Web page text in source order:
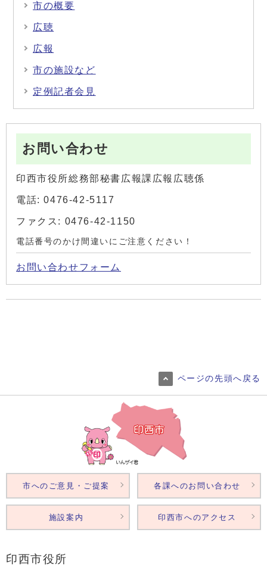
市の概要
広聴
広報
市の施設など
定例記者会見
お問い合わせ
印西市役所総務部秘書広報課広報広聴係
電話: 0476-42-5117
ファクス: 0476-42-1150
電話番号のかけ間違いにご注意ください！
お問い合わせフォーム
ページの先頭へ戻る
印西市役所
市へのご意見・ご提案 各課へのお問い合わせ
施設案内 印西市へのアクセス